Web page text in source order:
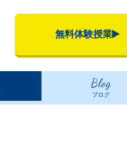
無料体験授業
Blog
ブログ